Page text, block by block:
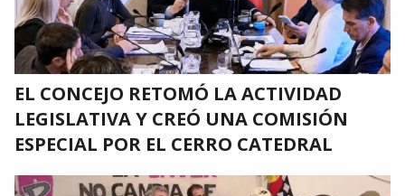
EL CONCEJO RETOMÓ LA ACTIVIDAD
LEGISLATIVA Y CREÓ UNA COMISIÓN
ESPECIAL POR EL CERRO CATEDRAL